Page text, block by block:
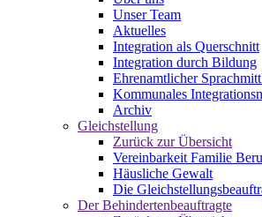
Unser Team
Aktuelles
Integration als Querschnitt
Integration durch Bildung
Ehrenamtlicher
Kommunales
Archiv
Gleichstellung
Zurück zur Übersicht
Vereinbarkeit Familie
Häusliche Gewalt
Die
Der Behindertenbeauftragte